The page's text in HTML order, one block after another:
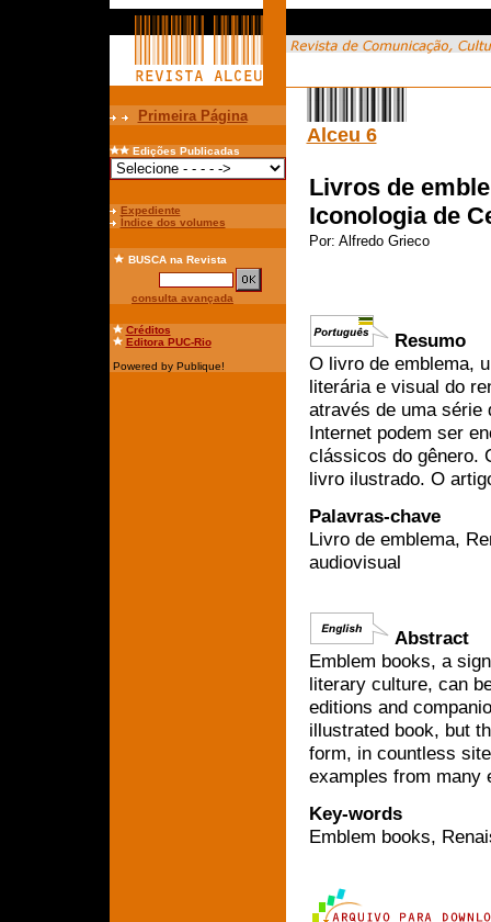
Primeira Página
Edições Publicadas
Expediente
Índice dos volumes
BUSCAna Revista
consulta avançada
Créditos
Editora PUC-Rio
Powered by Publique!
Alceu 6
Livros de
Iconologia de
Por: Alfredo Grieco
Resumo
O livro de emblema,
literária e visual do
através de uma série
Internet podem ser
clássicos do gênero.
livro ilustrado. O
Palavras-chave
Livro de emblema,
audiovisual
Abstract
Emblem books, a
literary culture, can
editions and
illustrated book, but
form, in countless
examples from many
Key-words
Emblem books,